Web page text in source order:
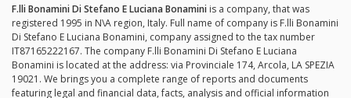
F.lli Bonamini Di Stefano E Luciana Bonamini is a company, that was
registered 1995 in N\A region, Italy. Full name of company is F.lli Bonamini
Di Stefano E Luciana Bonamini, company assigned to the tax number
IT87165222167. The company F.lli Bonamini Di Stefano E Luciana
Bonamini is located at the address: via Provinciale 174, Arcola, LA SPEZIA
19021. We brings you a complete range of reports and documents
featuring legal and financial data, facts, analysis and official information